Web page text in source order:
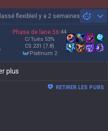
flexibleil y a 2 semaines
Phase de lane 56:44
C/Tués 53%
CS 231 (7.8)
platinum 2
plus
RETIRER LES PUBS